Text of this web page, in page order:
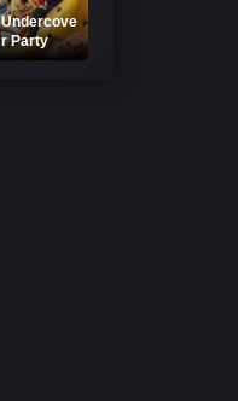
Undercove
r Party
Crasher